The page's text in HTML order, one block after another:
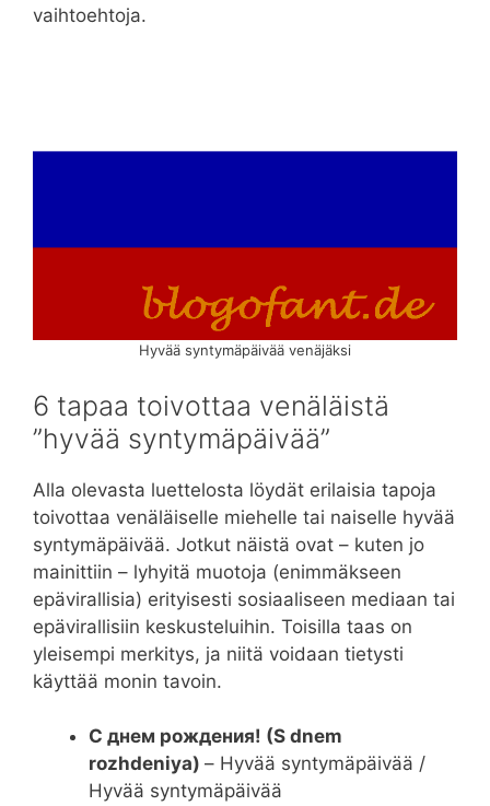
vaihtoehtoja.
Hyvää syntymäpäivää venäjäksi
6 tapaa toivottaa venäläistä
”hyvää syntymäpäivää”
Alla olevasta luettelosta löydät erilaisia ​​tapoja
toivottaa venäläiselle miehelle tai naiselle hyvää
syntymäpäivää. Jotkut näistä ovat – kuten jo
mainittiin – lyhyitä muotoja (enimmäkseen
epävirallisia) erityisesti sosiaaliseen mediaan tai
epävirallisiin keskusteluihin. Toisilla taas on
yleisempi merkitys, ja niitä voidaan tietysti
käyttää monin tavoin.
С днем ​​​​рождения! (S dnem ​​
rozhdeniya) – Hyvää syntymäpäivää /
Hyvää syntymäpäivää